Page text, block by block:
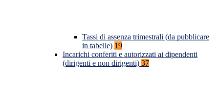
Tassi di assenza trimestrali (da pubblicare
in tabelle) 19
Incarichi conferiti e autorizzati ai dipendenti
(dirigenti e non dirigenti) 37